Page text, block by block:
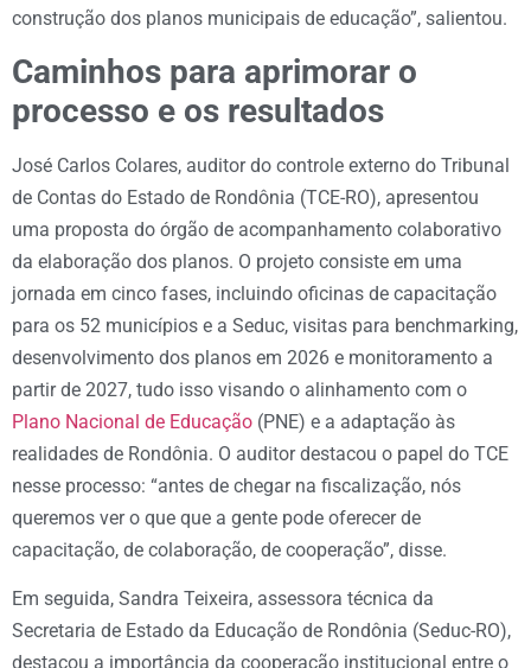
construção dos planos municipais de educação”, salientou.
Caminhos para aprimorar o
processo e os resultados
José Carlos Colares, auditor do controle externo do Tribunal
de Contas do Estado de Rondônia (TCE-RO), apresentou
uma proposta do órgão de acompanhamento colaborativo
da elaboração dos planos. O projeto consiste em uma
jornada em cinco fases, incluindo oficinas de capacitação
para os 52 municípios e a Seduc, visitas para benchmarking,
desenvolvimento dos planos em 2026 e monitoramento a
partir de 2027, tudo isso visando o alinhamento com o
Plano Nacional de Educação (PNE) e a adaptação às
realidades de Rondônia. O auditor destacou o papel do TCE
nesse processo: “antes de chegar na fiscalização, nós
queremos ver o que que a gente pode oferecer de
capacitação, de colaboração, de cooperação”, disse.
Em seguida, Sandra Teixeira, assessora técnica da
Secretaria de Estado da Educação de Rondônia (Seduc-RO),
destacou a importância da cooperação institucional entre o